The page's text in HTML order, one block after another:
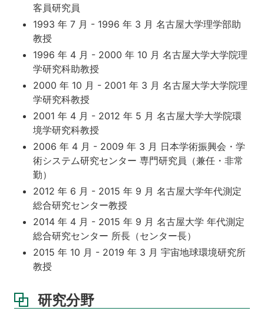
客員研究員
1993 年 7 月 - 1996 年 3 月 名古屋大学理学部助
教授
1996 年 4 月 - 2000 年 10 月 名古屋大学大学院理
学研究科助教授
2000 年 10 月 - 2001 年 3 月 名古屋大学大学院理
学研究科教授
2001 年 4 月 - 2012 年 5 月 名古屋大学大学院環
境学研究科教授
2006 年 4 月 - 2009 年 3 月 日本学術振興会・学
術システム研究センター 専門研究員（兼任・非常
勤）
2012 年 6 月 - 2015 年 9 月 名古屋大学年代測定
総合研究センター教授
2014 年 4 月 - 2015 年 9 月 名古屋大学 年代測定
総合研究センター 所長（センター長）
2015 年 10 月 - 2019 年 3 月 宇宙地球環境研究所
教授
研究分野